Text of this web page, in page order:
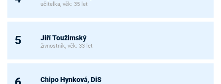
učitelka, věk: 35 let
5 Jiří Toužimský
živnostník, věk: 33 let
Chipo Hynková, DiS